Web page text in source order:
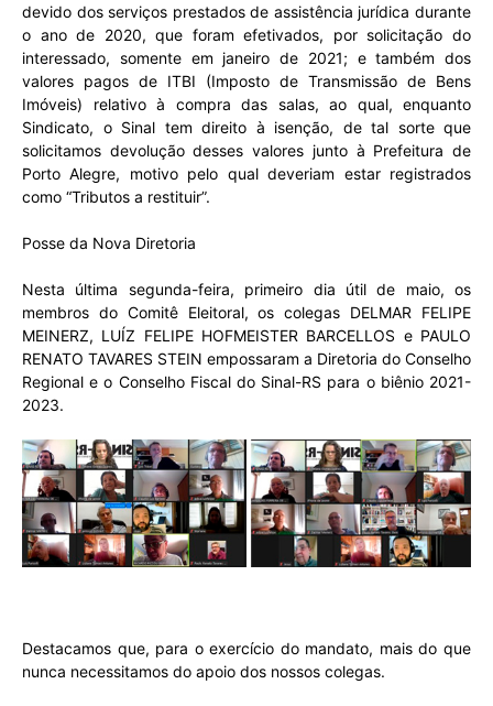
devido dos serviços prestados de assistência jurídica durante
o ano de 2020, que foram efetivados, por solicitação do
interessado, somente em janeiro de 2021; e também dos
valores pagos de ITBI (Imposto de Transmissão de Bens
Imóveis) relativo à compra das salas, ao qual, enquanto
Sindicato, o Sinal tem direito à isenção, de tal sorte que
solicitamos devolução desses valores junto à Prefeitura de
Porto Alegre, motivo pelo qual deveriam estar registrados
como “Tributos a restituir”.
Posse da Nova Diretoria
Nesta última segunda-feira, primeiro dia útil de maio, os
membros do Comitê Eleitoral, os colegas DELMAR FELIPE
MEINERZ, LUÍZ FELIPE HOFMEISTER BARCELLOS e PAULO
RENATO TAVARES STEIN empossaram a Diretoria do Conselho
Regional e o Conselho Fiscal do Sinal-RS para o biênio 2021-
2023.
Destacamos que, para o exercício do mandato, mais do que
nunca necessitamos do apoio dos nossos colegas.